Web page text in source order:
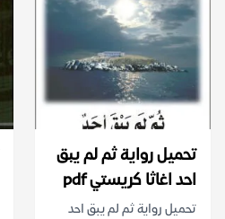
تحميل رواية ثم لم يبق
احد اغاثا كريستي pdf
تحميل رواية ثم لم يبق احد